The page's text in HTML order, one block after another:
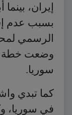
إيران،
بسبب عدم
الرسمي
وضعت خطة
سوريا.
كما تبدي
في سوريا،